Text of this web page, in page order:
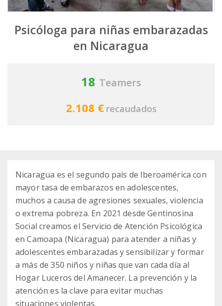
Psicóloga para niñas embarazadas
en Nicaragua
18 Teamers
2.108 € recaudados
Nicaragua es el segundo país de Iberoamérica con
mayor tasa de embarazos en adolescentes,
muchos a causa de agresiones sexuales, violencia
o extrema pobreza. En 2021 desde Gentinosina
Social creamos el Servicio de Atención Psicológica
en Camoapa (Nicaragua) para atender a niñas y
adolescentes embarazadas y sensibilizar y formar
a más de 350 niños y niñas que van cada día al
Hogar Luceros del Amanecer. La prevención y la
atención es la clave para evitar muchas
situaciones violentas.